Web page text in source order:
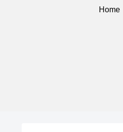
Home